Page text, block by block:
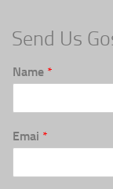
Send Us
Name *
Emai *